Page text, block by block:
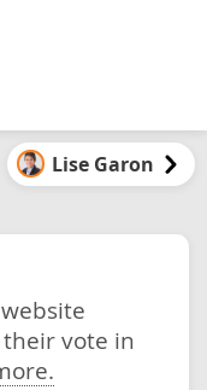
Lise Garon
vote in